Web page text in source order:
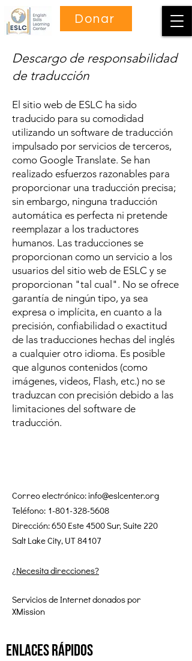
Donar
Descargo de responsabilidad
de traducción
El sitio web de ESLC ha sido
traducido para su comodidad
utilizando un software de traducción
impulsado por servicios de terceros,
como Google Translate. Se han
realizado esfuerzos razonables para
proporcionar una traducción precisa;
sin embargo, ninguna traducción
automática es perfecta ni pretende
reemplazar a los traductores
humanos. Las traducciones se
proporcionan como un servicio a los
usuarios del sitio web de ESLC y se
proporcionan "tal cual". No se ofrece
garantía de ningún tipo, ya sea
expresa o implícita, en cuanto a la
precisión, confiabilidad o exactitud
de las traducciones hechas del inglés
a cualquier otro idioma. Es posible
que algunos contenidos (como
imágenes, videos, Flash, etc.) no se
traduzcan con precisión debido a las
limitaciones del software de
traducción.
Correo electrónico:info@eslcenter.org
Teléfono: 1-801-328-5608
Dirección: 650 Este 4500 Sur, Suite 220
Salt Lake City, UT 84107
¿Necesita direcciones?
Servicios de Internet donados por
XMission
enlaces rápidos